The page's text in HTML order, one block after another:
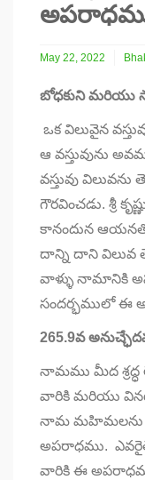
May 22, 2022
బోధకుని మరియు
ఒక విలువైన
ఆ వస్తువును
వస్తువు
గౌరవించడు. శ్రీ
కానందున
దాన్ని దాని విలువ
వాళ్ళు నామానికి
సందర్భములో ఈ
265.9వ
నామము మీద శ్రద్ధ
వారికి మరియు
నామ మహిమలను
అపరాధము.
వారికి ఈ అపరాధము